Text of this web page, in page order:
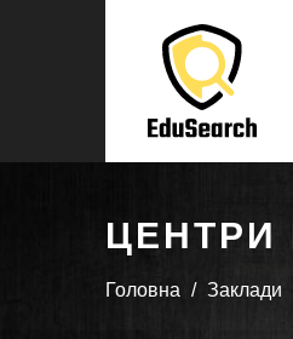
ЦЕНТРИ
Головна Заклади